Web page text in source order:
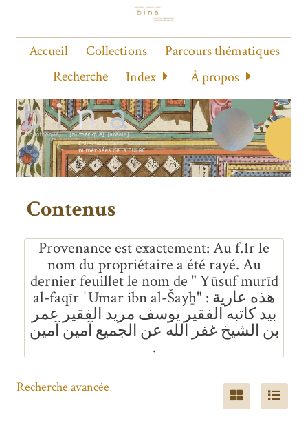
Accueil Collections
Parcours thématiques
Recherche
Index À propos
Contenus
Provenance est exactement Au f.1r le
nom du propriétaire a été rayé. Au
dernier feuillet le nom de " Yūsuf murīd
al-faqīr ʿUmar ibn al-Šayẖ" : هذه عارية
بيد كاتبه الفقير يوسف مريد الفقير عمر
بن الشيخ غفر الله عن الجميع آمين آمين
.
Recherche avancée